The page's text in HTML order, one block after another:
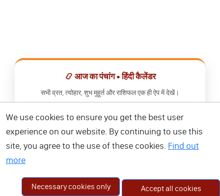
📿 आज का पंचांग • हिंदी कैलेंडर
सभी व्रत, त्योहार, शुभ मुहूर्त और राशिफल एक ही ऐप में देखें।
📅 हिंदी कैलेंडर ऐप डाउनलोड करें
We use cookies to ensure you get the best user
experience on our website. By continuing to use this
site, you agree to the use of these cookies. Find out
more
Necessary cookies only Accept all cookies